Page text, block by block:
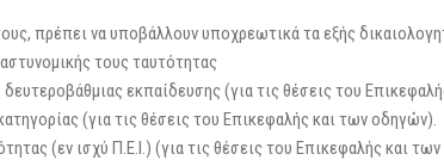
πρέπει να υποβάλλουν υποχρεωτικά τα εξής
τους ταυτότητας
εκπαίδευσης (για τις θέσεις του
(για τις θέσεις του Επικεφαλής και των οδηγών).
(εν ισχύ Π.Ε.Ι.) (για τις θέσεις του Επικεφαλής και